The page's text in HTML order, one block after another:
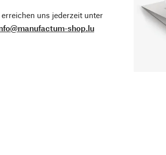
erreichen uns jederzeit unter
shop.lu